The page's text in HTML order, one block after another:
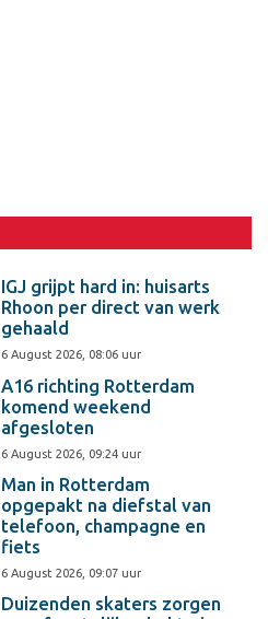
IGJ grijpt hard in: huisarts
Rhoon per direct van werk
gehaald
6 August 2026, 08:06 uur
A16 richting Rotterdam
komend weekend
afgesloten
6 August 2026, 09:24 uur
Man in Rotterdam
opgepakt na diefstal van
telefoon, champagne en
fiets
6 August 2026, 09:07 uur
Duizenden skaters zorgen